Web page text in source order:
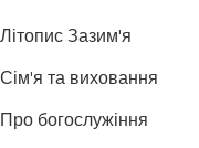
Літопис Зазим'я
Сім'я та виховання
Про богослужіння